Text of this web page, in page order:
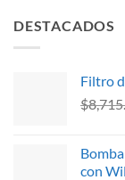
DESTACADOS
Filtro
$
con